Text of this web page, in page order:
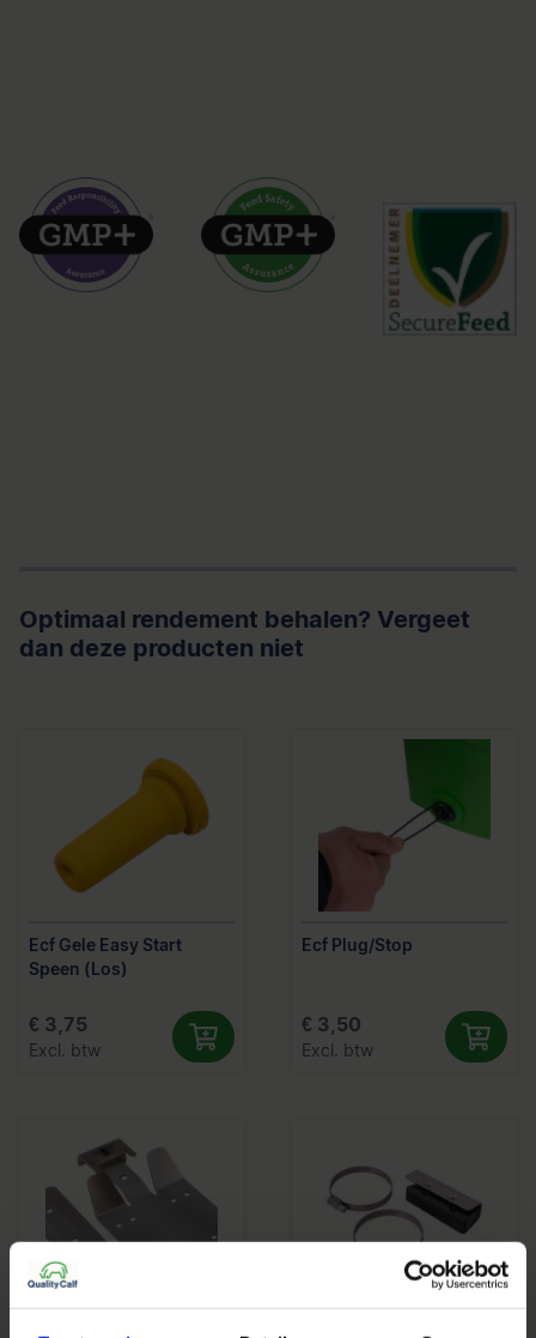
Optimaal rendement behalen? Vergeet
dan deze producten niet
Ecf Gele Easy Start
Speen (Los)
€ 3,75
Excl. btw
Ecf Plug/Stop
€ 3,50
Excl. btw